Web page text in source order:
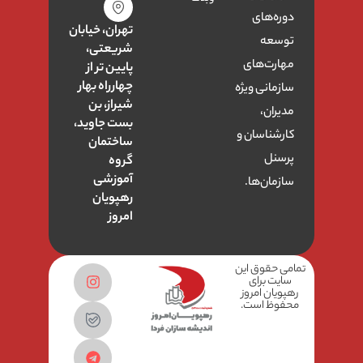
دوره‌های
توسعه
مهارت‌های
سازمانی ویژه
مدیران،
کارشناسان و
پرسنل
سازمان‌ها.
تهران، خیابان
شریعتی،
پایین تر از
چهارراه بهار
شیراز، بن
بست جاوید،
ساختمان
گروه
آموزشی
رهپویان
امروز
تمامی حقوق این
سایت برای
رهپویان امروز
محفوظ است.